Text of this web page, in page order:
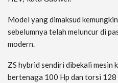
Model yang dimaksud
sebelumnya telah meluncur di
modern.
ZS hybrid sendiri dibekali mesin
bertenaga 100 Hp dan torsi 128